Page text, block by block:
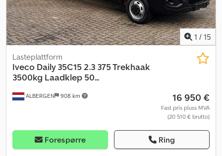
1 / 15
ALBERGEN 908 km
Lasteplattform
Iveco Daily 35C15 2.3 375 Trekhaak
3500kg Laadklep 50...
16 950 €
Fast pris pluss MVA
(20 510 € brutto)
Forespørre Ring